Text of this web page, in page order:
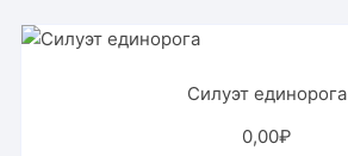
Силуэт единорога
0,00₽